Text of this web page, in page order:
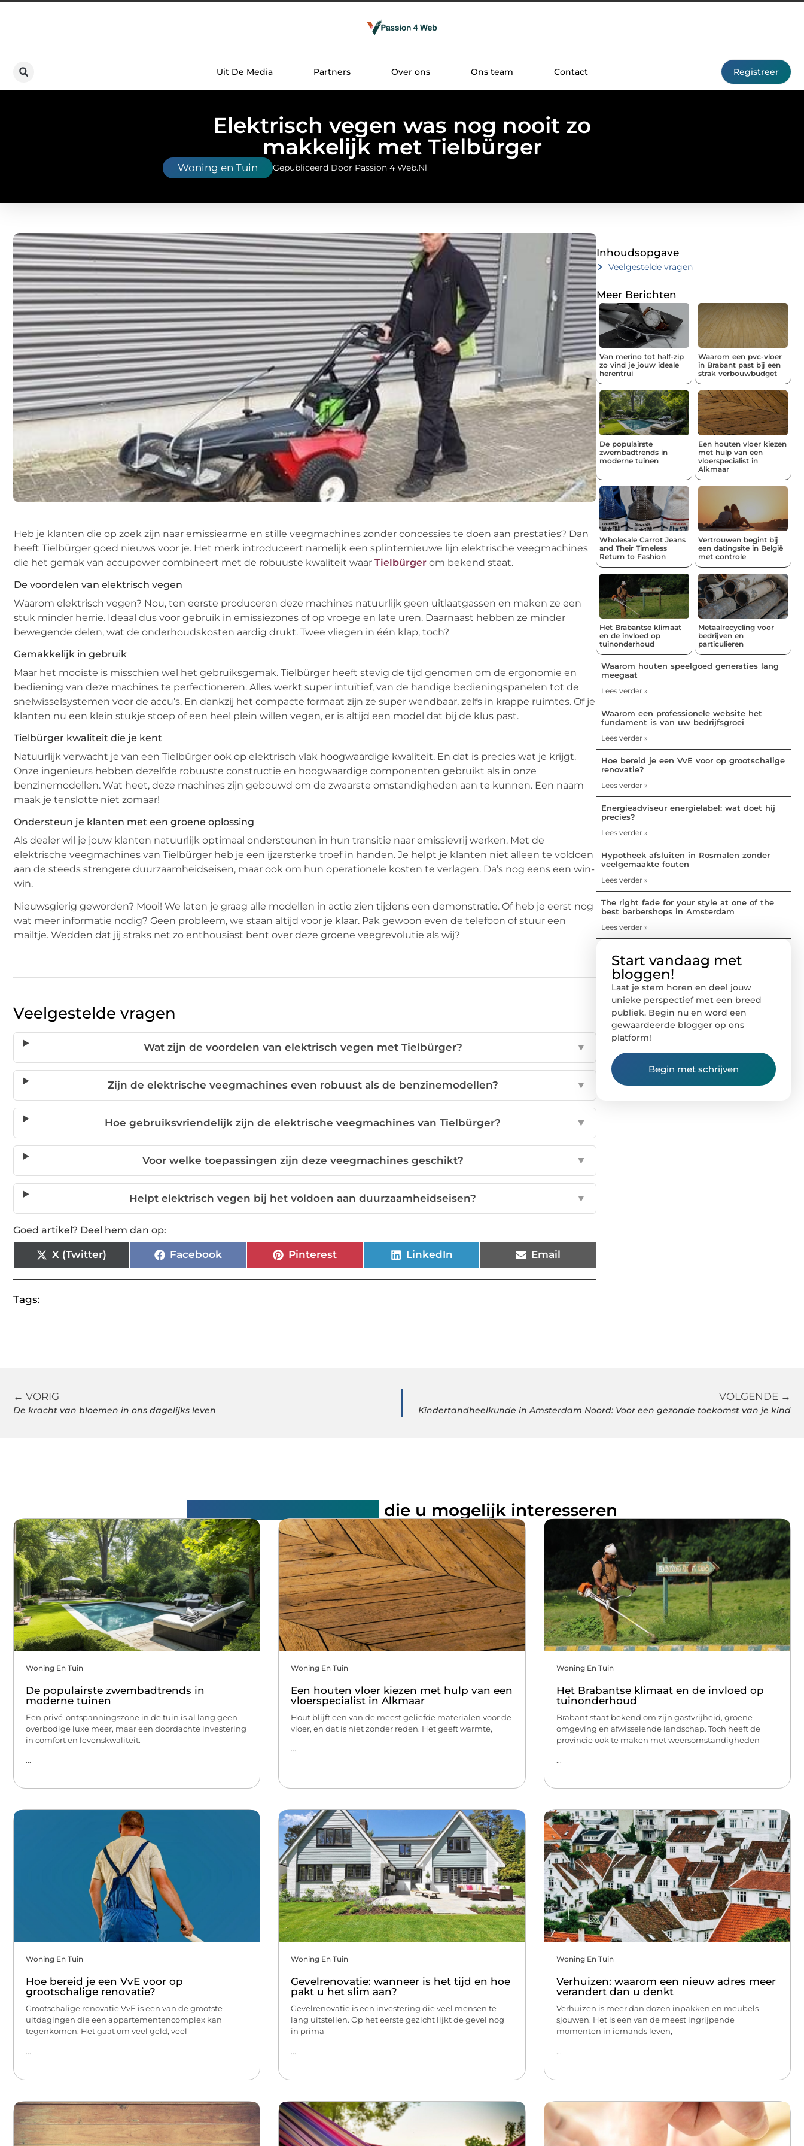
Uit De Media Partners Over ons Ons team Contact Registreer
Elektrisch vegen was nog nooit zo
makkelijk met Tielbürger
Woning en Tuin Gepubliceerd Door Passion 4 Web.nl
Heb je klanten die op zoek zijn naar emissiearme en stille veegmachines zonder concessies te doen aan prestaties? Dan
heeft Tielbürger goed nieuws voor je. Het merk introduceert namelijk een splinternieuwe lijn elektrische veegmachines
die het gemak van accupower combineert met de robuuste kwaliteit waar Tielbürger om bekend staat.
De voordelen van elektrisch vegen
Waarom elektrisch vegen? Nou, ten eerste produceren deze machines natuurlijk geen uitlaatgassen en maken ze een
stuk minder herrie. Ideaal dus voor gebruik in emissiezones of op vroege en late uren. Daarnaast hebben ze minder
bewegende delen, wat de onderhoudskosten aardig drukt. Twee vliegen in één klap, toch?
Gemakkelijk in gebruik
Maar het mooiste is misschien wel het gebruiksgemak. Tielbürger heeft stevig de tijd genomen om de ergonomie en
bediening van deze machines te perfectioneren. Alles werkt super intuïtief, van de handige bedieningspanelen tot de
snelwisselsystemen voor de accu’s. En dankzij het compacte formaat zijn ze super wendbaar, zelfs in krappe ruimtes. Of je
klanten nu een klein stukje stoep of een heel plein willen vegen, er is altijd een model dat bij de klus past.
Tielbürger kwaliteit die je kent
Natuurlijk verwacht je van een Tielbürger ook op elektrisch vlak hoogwaardige kwaliteit. En dat is precies wat je krijgt.
Onze ingenieurs hebben dezelfde robuuste constructie en hoogwaardige componenten gebruikt als in onze
benzinemodellen. Wat heet, deze machines zijn gebouwd om de zwaarste omstandigheden aan te kunnen. Een naam
maak je tenslotte niet zomaar!
Ondersteun je klanten met een groene oplossing
Als dealer wil je jouw klanten natuurlijk optimaal ondersteunen in hun transitie naar emissievrij werken. Met de
elektrische veegmachines van Tielbürger heb je een ijzersterke troef in handen. Je helpt je klanten niet alleen te voldoen
aan de steeds strengere duurzaamheidseisen, maar ook om hun operationele kosten te verlagen. Da’s nog eens een win-
win.
Nieuwsgierig geworden? Mooi! We laten je graag alle modellen in actie zien tijdens een demonstratie. Of heb je eerst nog
wat meer informatie nodig? Geen probleem, we staan altijd voor je klaar. Pak gewoon even de telefoon of stuur een
mailtje. Wedden dat jij straks net zo enthousiast bent over deze groene veegrevolutie als wij?
Veelgestelde vragen
Wat zijn de voordelen van elektrisch vegen met Tielbürger? ▼
Zijn de elektrische veegmachines even robuust als de benzinemodellen? ▼
Hoe gebruiksvriendelijk zijn de elektrische veegmachines van Tielbürger? ▼
Voor welke toepassingen zijn deze veegmachines geschikt? ▼
Helpt elektrisch vegen bij het voldoen aan duurzaamheidseisen? ▼
Goed artikel? Deel hem dan op:
X (Twitter) Facebook Pinterest LinkedIn Email
Tags:
Inhoudsopgave
Veelgestelde vragen
Meer Berichten
Van merino tot half-zip
zo vind je jouw ideale
herentrui
Waarom een pvc-vloer
in Brabant past bij een
strak verbouwbudget
De populairste
zwembadtrends in
moderne tuinen
Een houten vloer kiezen
met hulp van een
vloerspecialist in
Alkmaar
Wholesale Carrot Jeans
and Their Timeless
Return to Fashion
Vertrouwen begint bij
een datingsite in België
met controle
Het Brabantse klimaat
en de invloed op
tuinonderhoud
Metaalrecycling voor
bedrijven en
particulieren
Waarom houten speelgoed generaties lang
meegaat
Lees verder »
Waarom een professionele website het
fundament is van uw bedrijfsgroei
Lees verder »
Hoe bereid je een VvE voor op grootschalige
renovatie?
Lees verder »
Energieadviseur energielabel: wat doet hij
precies?
Lees verder »
Hypotheek afsluiten in Rosmalen zonder
veelgemaakte fouten
Lees verder »
The right fade for your style at one of the
best barbershops in Amsterdam
Lees verder »
Start vandaag met
bloggen!
Laat je stem horen en deel jouw
unieke perspectief met een breed
publiek. Begin nu en word een
gewaardeerde blogger op ons
platform!
Begin met schrijven
← VORIG
De kracht van bloemen in ons dagelijks leven
VOLGENDE →
Kindertandheelkunde in Amsterdam Noord: Voor een gezonde toekomst van je kind
die u mogelijk interesseren
Woning En Tuin
De populairste zwembadtrends in
moderne tuinen
Een privé-ontspanningszone in de tuin is al lang geen
overbodige luxe meer, maar een doordachte investering
in comfort en levenskwaliteit.
...
Woning En Tuin
Een houten vloer kiezen met hulp van een
vloerspecialist in Alkmaar
Hout blijft een van de meest geliefde materialen voor de
vloer, en dat is niet zonder reden. Het geeft warmte,
...
Woning En Tuin
Het Brabantse klimaat en de invloed op
tuinonderhoud
Brabant staat bekend om zijn gastvrijheid, groene
omgeving en afwisselende landschap. Toch heeft de
provincie ook te maken met weersomstandigheden
...
Woning En Tuin
Hoe bereid je een VvE voor op
grootschalige renovatie?
Grootschalige renovatie VvE is een van de grootste
uitdagingen die een appartementencomplex kan
tegenkomen. Het gaat om veel geld, veel
...
Woning En Tuin
Gevelrenovatie: wanneer is het tijd en hoe
pakt u het slim aan?
Gevelrenovatie is een investering die veel mensen te
lang uitstellen. Op het eerste gezicht lijkt de gevel nog
in prima
...
Woning En Tuin
Verhuizen: waarom een nieuw adres meer
verandert dan u denkt
Verhuizen is meer dan dozen inpakken en meubels
sjouwen. Het is een van de meest ingrijpende
momenten in iemands leven,
...